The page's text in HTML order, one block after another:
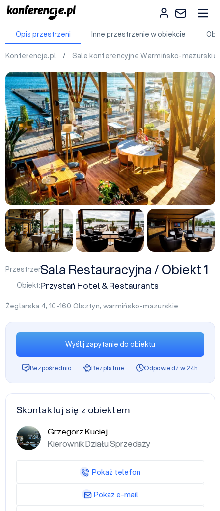
Opis przestrzeni Inne przestrzenie w obiekcie
Konferencje.pl / Sale konferencyjne Warmińsko-mazurskie
Przestrzeń:Sala Restauracyjna / Obiekt 1
Obiekt:Przystań Hotel & Restaurants
Żeglarska 4, 10-160 Olsztyn, warmińsko-mazurskie
Wyślij zapytanie do obiektu
Bezpośrednio Bezpłatnie Odpowiedź w 24h
Skontaktuj się z obiektem
Grzegorz Kuciej
Kierownik Działu Sprzedaży
Pokaż telefon
Pokaż e-mail